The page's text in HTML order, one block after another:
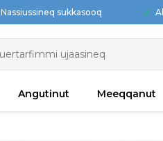
Nassiussineq sukkasooq
Angutinut Meeqqanut